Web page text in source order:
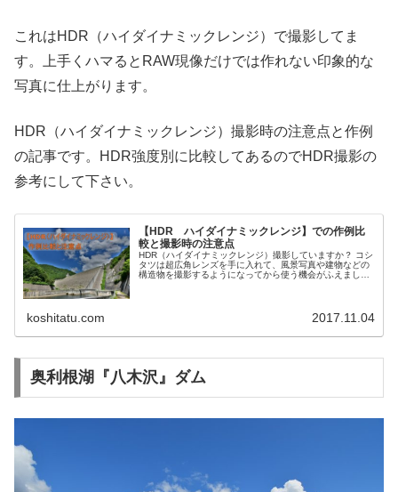
これはHDR（ハイダイナミックレンジ）で撮影してま
す。上手くハマるとRAW現像だけでは作れない印象的な
写真に仕上がります。
HDR（ハイダイナミックレンジ）撮影時の注意点と作例
の記事です。HDR強度別に比較してあるのでHDR撮影の
参考にして下さい。
【HDR ハイダイナミックレンジ】での作例比
較と撮影時の注意点
HDR（ハイダイナミックレンジ）撮影していますか？ コシ
タツは超広角レンズを手に入れて、風景写真や建物などの
構造物を撮影するようになってから使う機会がふえまし
koshitatu.com 2017.11.04
奥利根湖『八木沢』ダム